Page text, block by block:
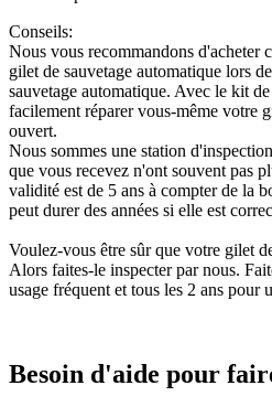
Conseils:
Nous vous recommandons d'acheter
gilet de sauvetage automatique lors
sauvetage automatique. Avec le kit
facilement réparer vous-même votre
ouvert.
Nous sommes une station
que vous recevez n'ont souvent pas
validité est de 5 ans à compter de la
peut durer des années si elle est
Voulez-vous être sûr que votre gilet
Alors faites-le inspecter par nous.
usage fréquent et tous les 2 ans pour
Besoin d'aide pour